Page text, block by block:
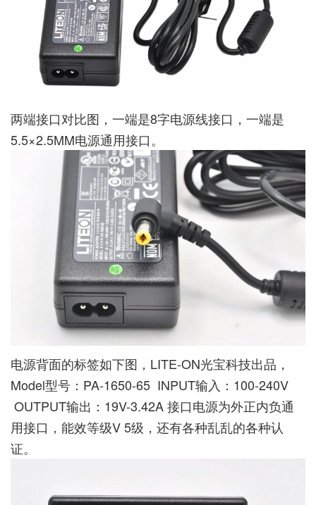
两端接口对比图，一端是8字电源线接口，一端是
5.5×2.5MM电源通用接口。
电源背面的标签如下图，LITE-ON光宝科技出品，
Model型号：PA-1650-65 INPUT输入：100-240V
OUTPUT输出：19V-3.42A 接口电源为外正内负通
用接口，能效等级V 5级，还有各种乱乱的各种认
证。